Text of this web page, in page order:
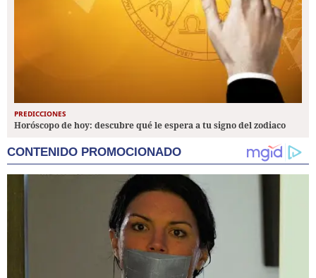
PREDICCIONES
Horóscopo de hoy: descubre qué le espera a tu signo del zodiaco
CONTENIDO PROMOCIONADO